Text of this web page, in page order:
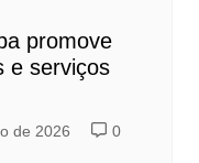
promove
e serviços
de 2026 0